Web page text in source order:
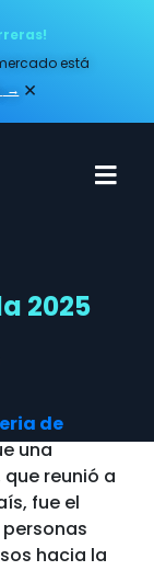
está
→ ×
2025
de
una
reunió a
fue el
hacia la